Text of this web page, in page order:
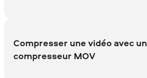
Compresser une vidéo avec un
compresseur MOV